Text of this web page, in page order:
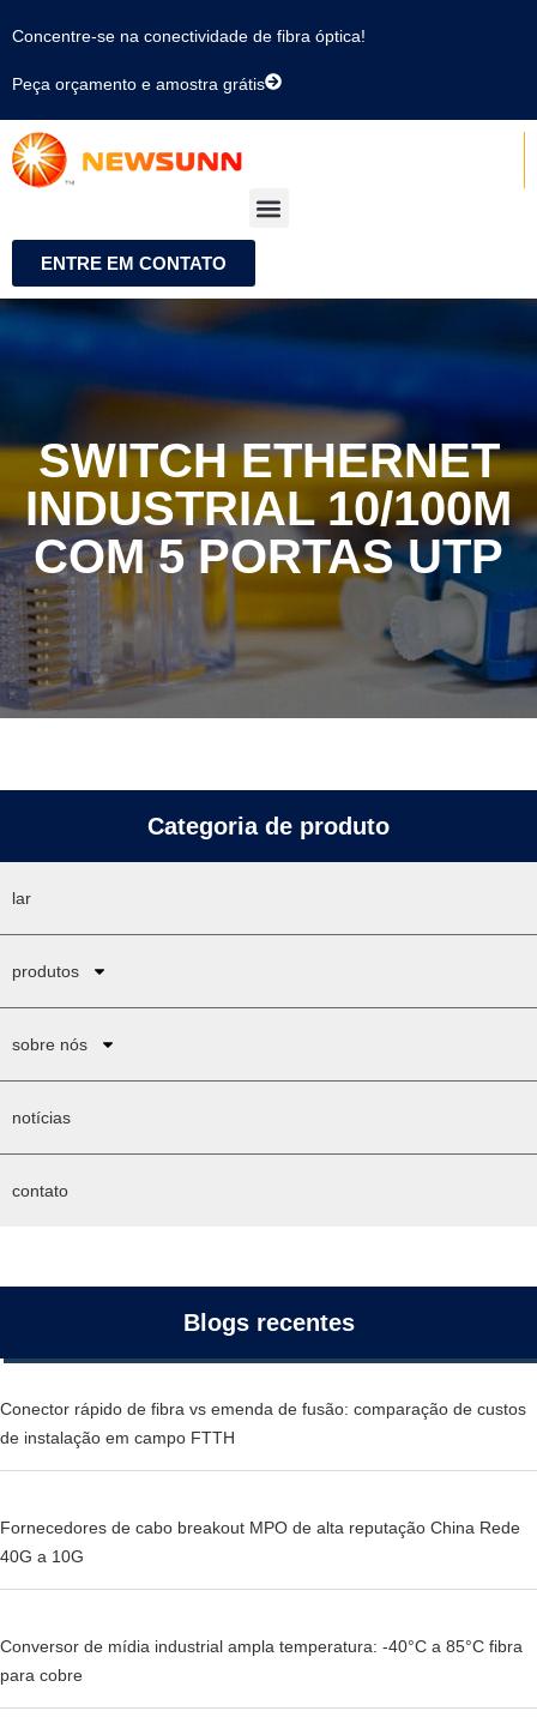
Concentre-se na conectividade de fibra óptica!
Peça orçamento e amostra grátis
ENTRE EM CONTATO
SWITCH ETHERNET
INDUSTRIAL 10/100M
COM 5 PORTAS UTP
Categoria de produto
lar
produtos
sobre nós
notícias
contato
Blogs recentes
Conector rápido de fibra vs emenda de fusão: comparação de custos
de instalação em campo FTTH
Fornecedores de cabo breakout MPO de alta reputação China Rede
40G a 10G
Conversor de mídia industrial ampla temperatura: -40°C a 85°C fibra
para cobre